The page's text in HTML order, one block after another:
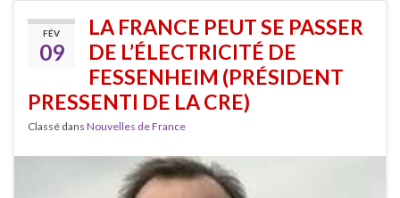
FÉV
09
LA FRANCE PEUT SE PASSER
DE L’ÉLECTRICITÉ DE
FESSENHEIM (PRÉSIDENT
PRESSENTI DE LA CRE)
Classé dans Nouvelles de France